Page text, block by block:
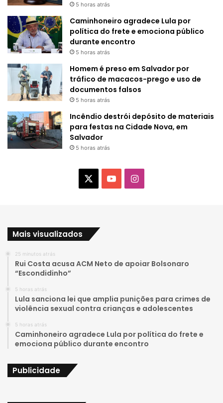
5 horas atrás
Caminhoneiro agradece Lula por
política do frete e emociona público
durante encontro
5 horas atrás
Homem é preso em Salvador por
tráfico de macacos-prego e uso de
documentos falsos
5 horas atrás
Incêndio destrói depósito de materiais
para festas na Cidade Nova, em
Salvador
5 horas atrás
e
I
a
r
m
Mais visualizados
25 minutos atrás
Rui Costa acusa ACM Neto de apoiar Bolsonaro
“Escondidinho”
5 horas atrás
Lula sanciona lei que amplia punições para crimes de
violência sexual contra crianças e adolescentes
5 horas atrás
Caminhoneiro agradece Lula por política do frete e
emociona público durante encontro
Publicidade